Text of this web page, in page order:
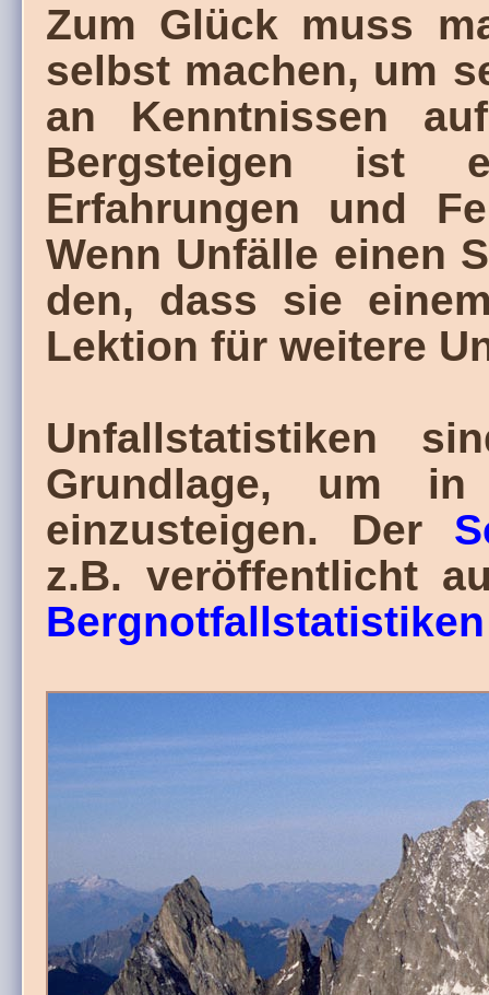
Zum Glück muss
selbst machen, um
an Kenntnissen
Bergsteigen ist
Erfahrungen und
Wenn Unfälle einen
den, dass sie
Lektion für weitere
Unfallstatistiken
Grundlage, um
einzusteigen. Der
z.B. veröffentlicht
Bergnotfallstatistiken